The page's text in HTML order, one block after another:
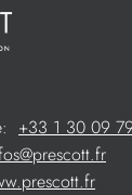
+33 1 30 09